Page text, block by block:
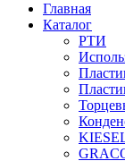
Главная
Каталог
РТИ